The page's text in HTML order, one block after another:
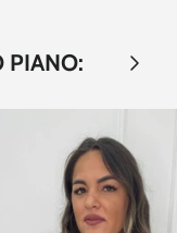
PIANO: Avanti